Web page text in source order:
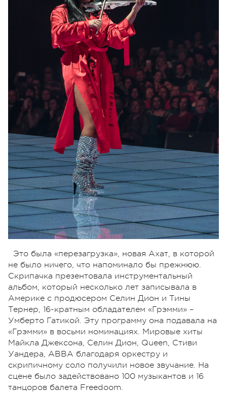
Это была «перезагрузка», новая Ахат, в которой
не было ничего, что напоминало бы прежнюю.
Скрипачка презентовала инструментальный
альбом, который несколько лет записывала в
Америке с продюсером Селин Дион и Тины
Тернер, 16-кратным обладателем «Грэмми» –
Умберто Гатикой. Эту программу она подавала на
«Грэмми» в восьми номинациях. Мировые хиты
Майкла Джексона, Селин Дион, Queen, Стиви
Уандера, ABBA благодаря оркестру и
скрипичному соло получили новое звучание. На
сцене было задействовано 100 музыкантов и 16
танцоров балета Freedoom.